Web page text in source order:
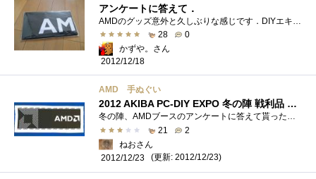
アンケートに答えて．
28
0
かずや。さん
2012/12/18
AMD 手ぬぐい
2012 AKIBA PC-DIY EXPO 冬の陣 戦利品 その17
冬の陣、AMDブースのアンケートに答えて貰ったものなんだけど・・・これって、どんな使い途があるんだろうか・・・ タペストリー？
21
2
ねおさん
2012/12/23
(更新: 2012/12/23)